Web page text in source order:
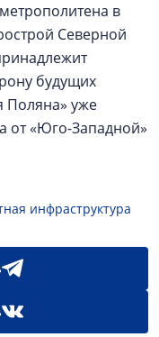
в
Северной
будущих
Поляна» уже
от «Юго-Западной»
инфраструктура